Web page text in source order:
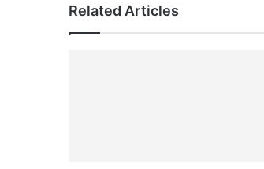
Related Articles